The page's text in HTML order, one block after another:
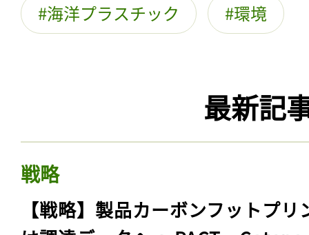
海洋プラスチック 環境
最新記
戦略
【戦略】製品カーボンフットプリ